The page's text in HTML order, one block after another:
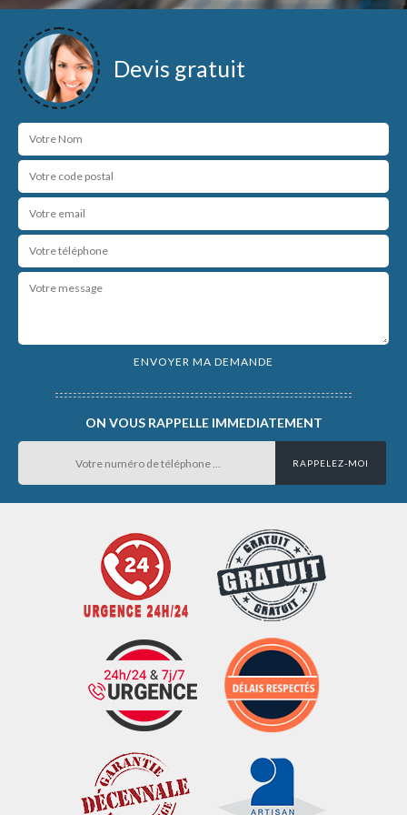
Devis gratuit
ON VOUS RAPPELLE IMMEDIATEMENT